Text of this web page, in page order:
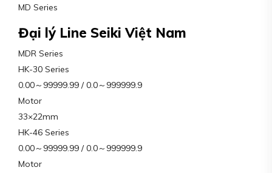
MD Series
Đại lý Line Seiki Việt Nam
MDR Series
HK-30 Series
0.00～99999.99 / 0.0～999999.9
Motor
33×22mm
HK-46 Series
0.00～99999.99 / 0.0～999999.9
Motor